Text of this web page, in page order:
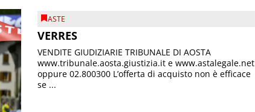
ASTE
VERRES
VENDITE GIUDIZIARIE TRIBUNALE DI AOSTA
www.tribunale.aosta.giustizia.it e www.astalegale.net
oppure 02.800300 L’offerta di acquisto non è efficace
se ...